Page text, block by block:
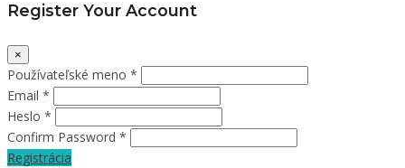
Register Your Account
×
Používateľské meno *
Email *
Heslo *
Confirm Password *
Registrácia